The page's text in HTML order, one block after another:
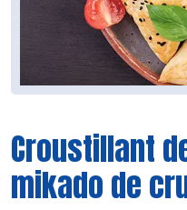
Croustillant
mikado de